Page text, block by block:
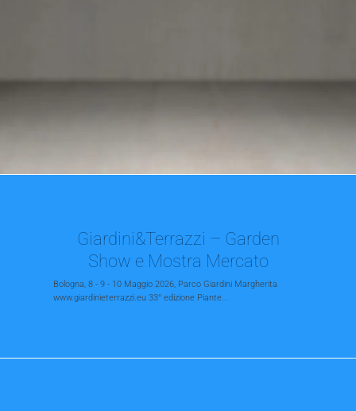
Giardini&Terrazzi – Garden
Show e Mostra Mercato
Bologna, 8 - 9 - 10 Maggio 2026, Parco Giardini Margherita
www.giardinieterrazzi.eu 33° edizione Piante...